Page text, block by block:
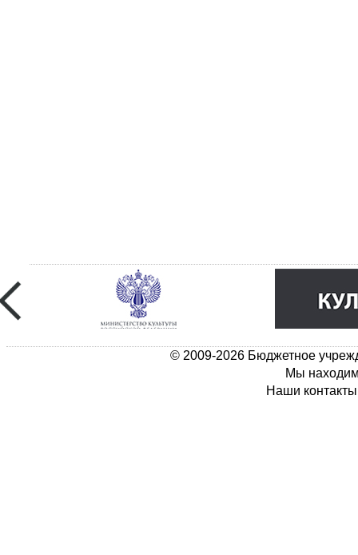
© 2009-2026 Бюджетное
Мы
Наши